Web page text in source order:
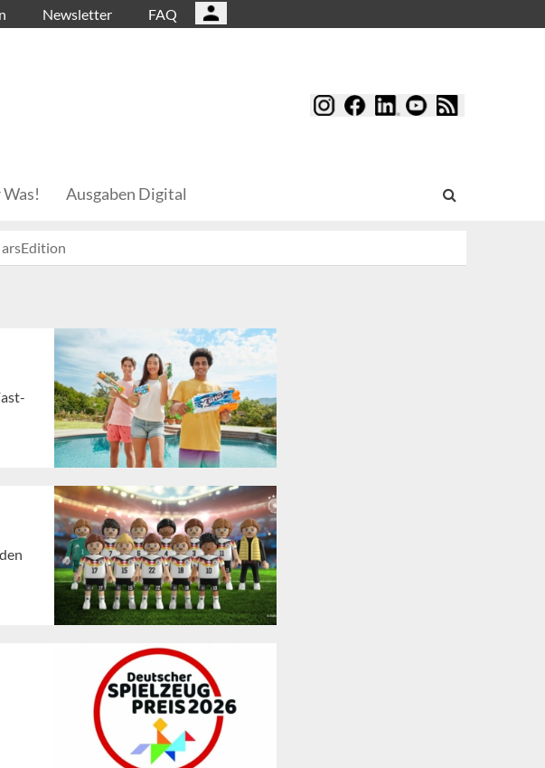
Newsletter FAQ
Ausgaben Digital
arsEdition